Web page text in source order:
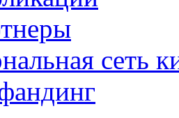
сеть